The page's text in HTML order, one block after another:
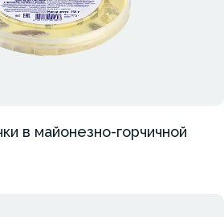
в майонезно-горчичной